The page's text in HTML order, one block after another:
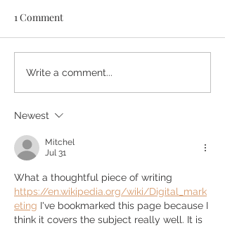
Unique venues to say I do
in Greece
1 Comment
Write a comment...
Newest
Mitchel
Jul 31
What a thoughtful piece of writing
https://en.wikipedia.org/wiki/Digital_mark
eting I've bookmarked this page because I
think it covers the subject really well. It is